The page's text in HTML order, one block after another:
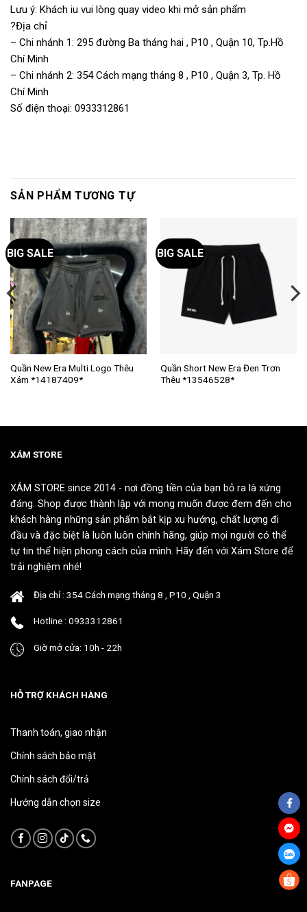
Lưu ý: Khách iu vui lòng quay video khi mở sản phẩm
?Địa chỉ
– Chi nhánh 1: 295 đường Ba tháng hai , P10 , Quận 10, Tp.Hồ
Chí Minh
– Chi nhánh 2: 354 Cách mạng tháng 8 , P10 , Quận 3, Tp. Hồ
Chí Minh
Số điện thoại: 0933312861
SẢN PHẨM TƯƠNG TỰ
BIG SALE
Quần New Era Multi Logo Thêu
Xám *14187409*
Sản
phẩm
nhiều
thể.
tùy
có
thể
được
chọn
trên
sản
BIG SALE
Quần Short New Era Đen Trơn
Thêu *13546528*
Sản
phẩm
nhiều
tùy
chọn
có
thể
được
chọn
sản
XÁM STORE
XÁM STORE since 2014 - nơi đồng tiền của bạn bỏ ra là xứng
đáng. Shop được thành lập với mong muốn được đem đến cho
khách hàng những sản phẩm bắt kịp xu hướng, chất lượng đi
đầu và đặc biệt là luôn luôn chính hãng, giúp mọi người có thể
tự tin thể hiện phong cách của mình. Hãy đến với Xám Store để
trải nghiệm nhé!
Địa chỉ : 354 Cách mạng tháng 8 , P10 , Quận 3
Hotline : 0933312861
Giờ mở cửa: 10h - 22h
HỖ TRỢ KHÁCH HÀNG
Thanh toán, giao nhận
Chính sách bảo mật
Chính sách đổi/trả
Hướng dẫn chọn size
FANPAGE